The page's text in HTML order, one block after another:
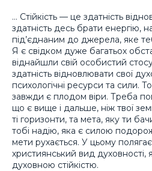
… Стійкість — це здатність
здатність десь брати енергію,
під’єднаним до джерела, яке
Я є свідком дуже багатьох
віднайшли свій особистий
здатність відновлювати свої
психологічні ресурси та сили.
завжди є плодом віри. Треба
що є вище і дальше, ніж твої
ті горизонти, та мета, яку ти
тобі надію, яка є силою
мети рухається. У цьому
християнський вид
духовною стійкістю.